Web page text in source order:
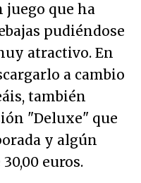
juego que ha
pudiéndose
atractivo. En
a cambio
también
"Deluxe" que
y algún
euros.